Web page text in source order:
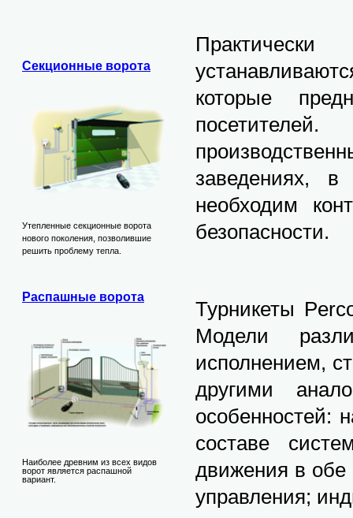
Секционные ворота
Утепленные секционные ворота
нового поколения, позволившие
решить проблему тепла.
Распашные ворота
Наиболее древним из всех видов
ворот является распашной
вариант.
которые
заведениях,
необходим
безопасности.
Турникеты
Модели
исполнением,
другими
особенностей:
составе
движения в обе
управления;